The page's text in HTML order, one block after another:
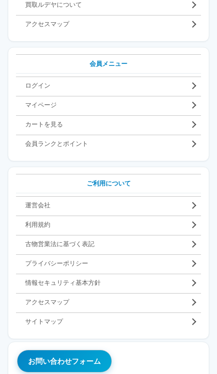
買取ルデヤについて
アクセスマップ
会員メニュー
ログイン
マイページ
カートを見る
会員ランクとポイント
ご利用について
運営会社
利用規約
古物営業法に基づく表記
プライバシーポリシー
情報セキュリティ基本方針
アクセスマップ
サイトマップ
お問い合わせフォーム